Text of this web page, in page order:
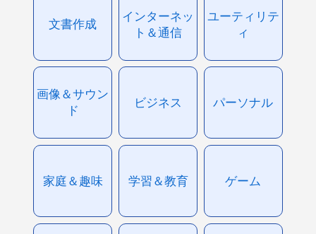
文書作成
インターネッ
ト＆通信
ユーティリテ
ィ
画像＆サウン
ド
ビジネス パーソナル
家庭＆趣味 学習＆教育 ゲーム